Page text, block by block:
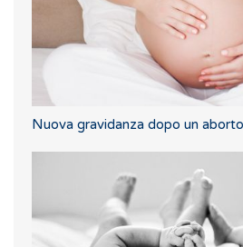
Nuova gravidanza dopo un